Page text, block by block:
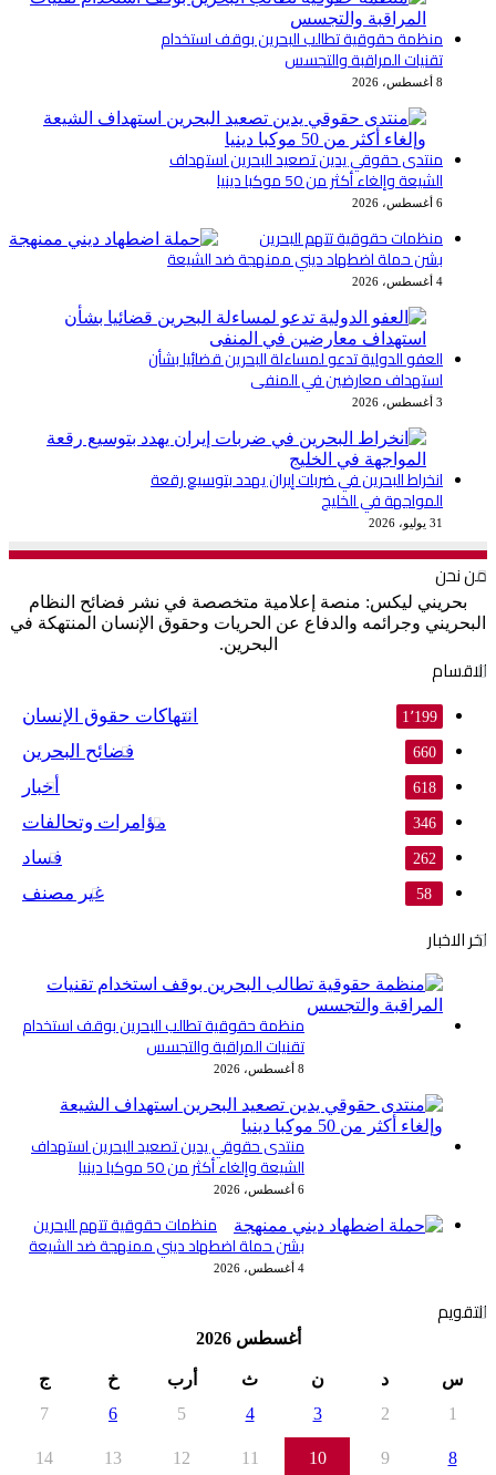
منظمة حقوقية تطالب البحرين بوقف استخدام
تقنيات المراقبة والتجسس
8 أغسطس، 2026
منتدى حقوقي يدين تصعيد البحرين استهداف
الشيعة وإلغاء أكثر من 50 موكبا دينيا
6 أغسطس، 2026
منظمات حقوقية تتهم البحرين
بشن حملة اضطهاد ديني ممنهجة ضد الشيعة
4 أغسطس، 2026
العفو الدولية تدعو لمساءلة البحرين قضائيا بشأن
استهداف معارضين في المنفى
3 أغسطس، 2026
انخراط البحرين في ضربات إيران يهدد بتوسيع رقعة
المواجهة في الخليج
31 يوليو، 2026
من نحن
بحريني ليكس: منصة إعلامية متخصصة في نشر فضائح النظام
البحريني وجرائمه والدفاع عن الحريات وحقوق الإنسان المنتهكة في
البحرين.
الاقسام
انتهاكات حقوق الإنسان 1٬199
فضائح البحرين 660
أخبار 618
مؤامرات وتحالفات 346
فساد 262
غير مصنف 58
اخر الاخبار
منظمة حقوقية تطالب البحرين بوقف استخدام
تقنيات المراقبة والتجسس
8 أغسطس، 2026
منتدى حقوقي يدين تصعيد البحرين استهداف
الشيعة وإلغاء أكثر من 50 موكبا دينيا
6 أغسطس، 2026
منظمات حقوقية تتهم البحرين
بشن حملة اضطهاد ديني ممنهجة ضد الشيعة
4 أغسطس، 2026
التقويم
أغسطس 2026
س د ن ث أرب خ
ج
1
2
3
4
5
6
7
8
9
10
11
12
13
14